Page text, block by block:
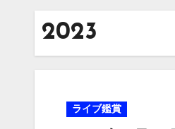
2023
ライブ鑑賞